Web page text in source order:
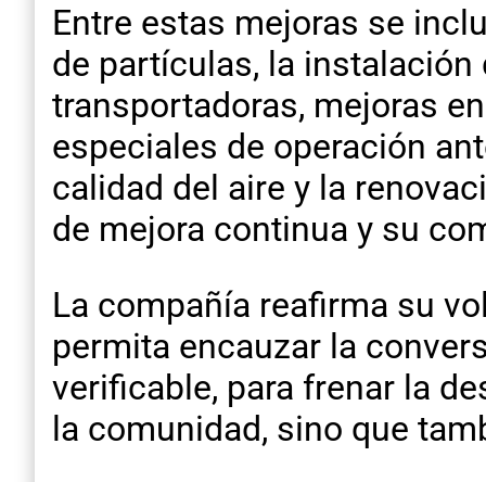
Entre estas mejoras se
de partículas, la
transportadoras, mejoras
especiales de operación
calidad del aire y la
de mejora continua y su
La compañía reafirma su
permita encauzar la
verificable, para frenar la
la comunidad, sino que